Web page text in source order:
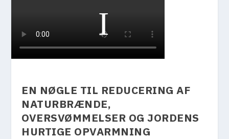
EN NØGLE TIL REDUCERING AF
NATURBRÆNDE,
OVERSVØMMELSER OG JORDENS
HURTIGE OPVARMNING